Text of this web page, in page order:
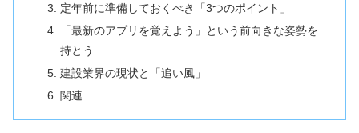
定年前に準備しておくべき「3つのポイント」
「最新のアプリを覚えよう」という前向きな姿勢を
持とう
建設業界の現状と「追い風」
関連